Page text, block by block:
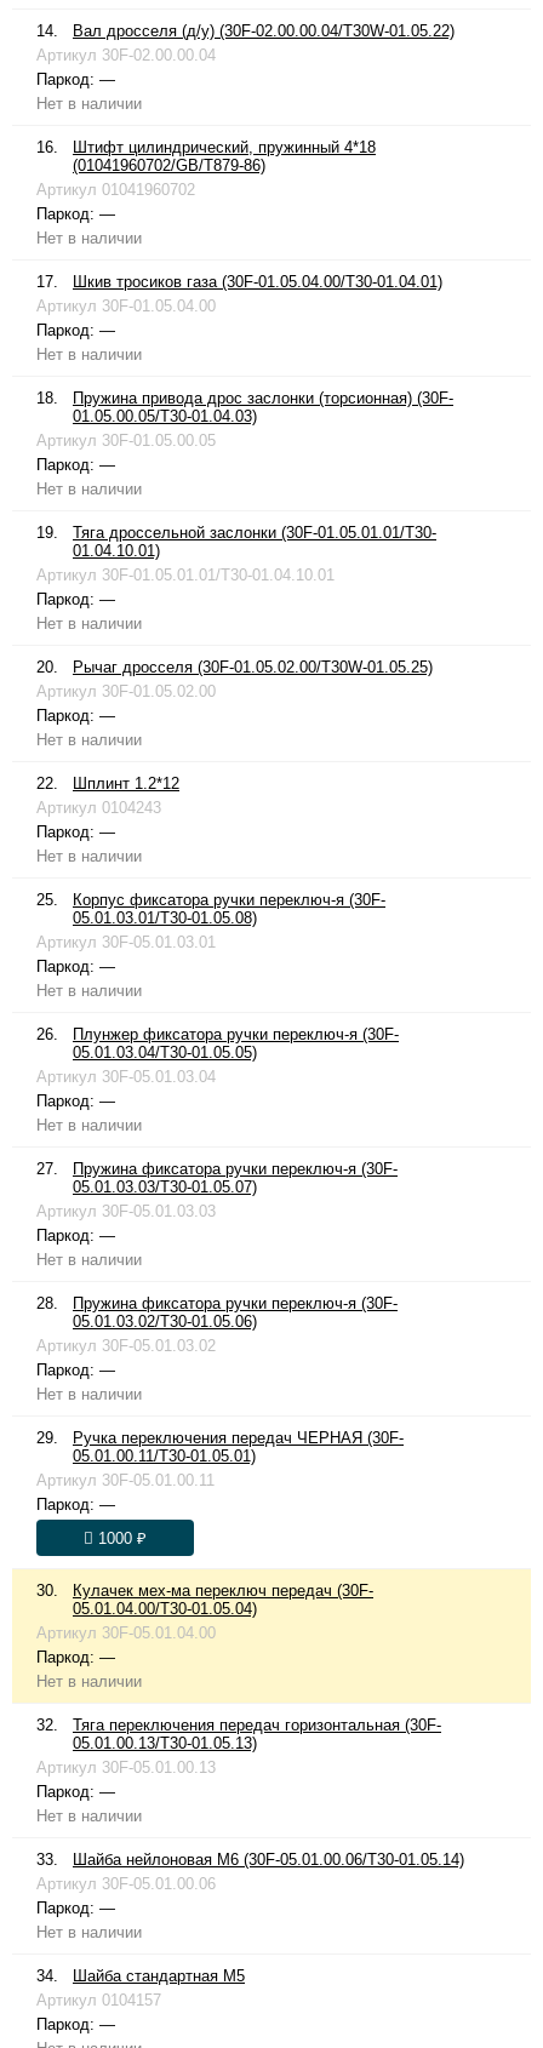
14.
Вал дросселя (д/у) (30F-02.00.00.04/T30W-01.05.22)
Артикул 30F-02.00.00.04
Паркод: —
Нет в наличии
16.
Штифт цилиндрический, пружинный 4*18
(01041960702/GB/T879-86)
Артикул 01041960702
Паркод: —
Нет в наличии
17.
Шкив тросиков газа (30F-01.05.04.00/T30-01.04.01)
Артикул 30F-01.05.04.00
Паркод: —
Нет в наличии
18.
Пружина привода дрос заслонки (торсионная) (30F-
01.05.00.05/T30-01.04.03)
Артикул 30F-01.05.00.05
Паркод: —
Нет в наличии
19.
Тяга дроссельной заслонки (30F-01.05.01.01/T30-
01.04.10.01)
Артикул 30F-01.05.01.01/T30-01.04.10.01
Паркод: —
Нет в наличии
20.
Рычаг дросселя (30F-01.05.02.00/T30W-01.05.25)
Артикул 30F-01.05.02.00
Паркод: —
Нет в наличии
22.
Шплинт 1.2*12
Артикул 0104243
Паркод: —
Нет в наличии
25.
Корпус фиксатора ручки переключ-я (30F-
05.01.03.01/T30-01.05.08)
Артикул 30F-05.01.03.01
Паркод: —
Нет в наличии
26.
Плунжер фиксатора ручки переключ-я (30F-
05.01.03.04/T30-01.05.05)
Артикул 30F-05.01.03.04
Паркод: —
Нет в наличии
27.
Пружина фиксатора ручки переключ-я (30F-
05.01.03.03/T30-01.05.07)
Артикул 30F-05.01.03.03
Паркод: —
Нет в наличии
28.
Пружина фиксатора ручки переключ-я (30F-
05.01.03.02/T30-01.05.06)
Артикул 30F-05.01.03.02
Паркод: —
Нет в наличии
29.
Ручка переключения передач ЧЕРНАЯ (30F-
05.01.00.11/T30-01.05.01)
Артикул 30F-05.01.00.11
Паркод: —
1000 ₽
30.
Кулачек мех-ма переключ передач (30F-
05.01.04.00/T30-01.05.04)
Артикул 30F-05.01.04.00
Паркод: —
Нет в наличии
32.
Тяга переключения передач горизонтальная (30F-
05.01.00.13/T30-01.05.13)
Артикул 30F-05.01.00.13
Паркод: —
Нет в наличии
33.
Шайба нейлоновая М6 (30F-05.01.00.06/T30-01.05.14)
Артикул 30F-05.01.00.06
Паркод: —
Нет в наличии
34.
Шайба стандартная М5
Артикул 0104157
Паркод: —